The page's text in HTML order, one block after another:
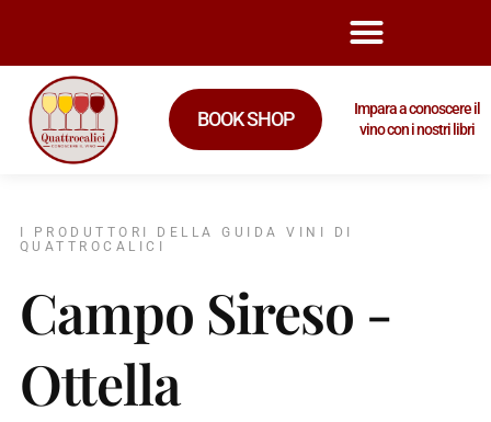
BOOK SHOP
Impara a conoscere il
vino con i nostri libri
I PRODUTTORI DELLA GUIDA VINI DI
QUATTROCALICI
Campo Sireso -
Ottella